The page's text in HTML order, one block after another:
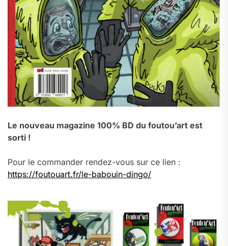
Le nouveau magazine 100% BD du foutou’art est
sorti !
Pour le commander rendez-vous sur ce lien :
https://foutouart.fr/le-babouin-dingo/